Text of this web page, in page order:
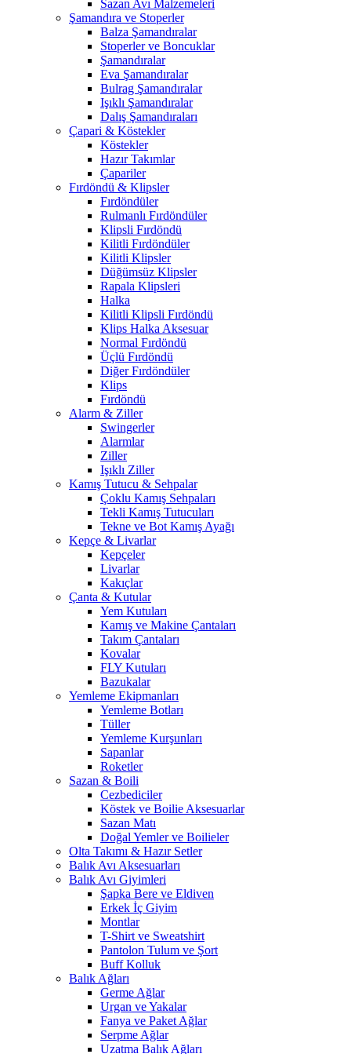
Sazan Avı Malzemeleri
Şamandıra ve Stoperler
Balza Şamandıralar
Stoperler ve Boncuklar
Şamandıralar
Eva Şamandıralar
Bulrag Şamandıralar
Işıklı Şamandıralar
Dalış Şamandıraları
Çapari & Köstekler
Köstekler
Hazır Takımlar
Çapariler
Fırdöndü & Klipsler
Fırdöndüler
Rulmanlı Fırdöndüler
Klipsli Fırdöndü
Kilitli Fırdöndüler
Kilitli Klipsler
Düğümsüz Klipsler
Rapala Klipsleri
Halka
Kilitli Klipsli Fırdöndü
Klips Halka Aksesuar
Normal Fırdöndü
Üçlü Fırdöndü
Diğer Fırdöndüler
Klips
Fırdöndü
Alarm & Ziller
Swingerler
Alarmlar
Ziller
Işıklı Ziller
Kamış Tutucu & Sehpalar
Çoklu Kamış Sehpaları
Tekli Kamış Tutucuları
Tekne ve Bot Kamış Ayağı
Kepçe & Livarlar
Kepçeler
Livarlar
Kakıçlar
Çanta & Kutular
Yem Kutuları
Kamış ve Makine Çantaları
Takım Çantaları
Kovalar
FLY Kutuları
Bazukalar
Yemleme Ekipmanları
Yemleme Botları
Tüller
Yemleme Kurşunları
Sapanlar
Roketler
Sazan & Boili
Cezbediciler
Köstek ve Boilie Aksesuarlar
Sazan Matı
Doğal Yemler ve Boilieler
Olta Takımı & Hazır Setler
Balık Avı Aksesuarları
Balık Avı Giyimleri
Şapka Bere ve Eldiven
Erkek İç Giyim
Montlar
T-Shirt ve Sweatshirt
Pantolon Tulum ve Şort
Buff Kolluk
Balık Ağları
Germe Ağlar
Urgan ve Yakalar
Fanya ve Paket Ağlar
Serpme Ağlar
Uzatma Balık Ağları